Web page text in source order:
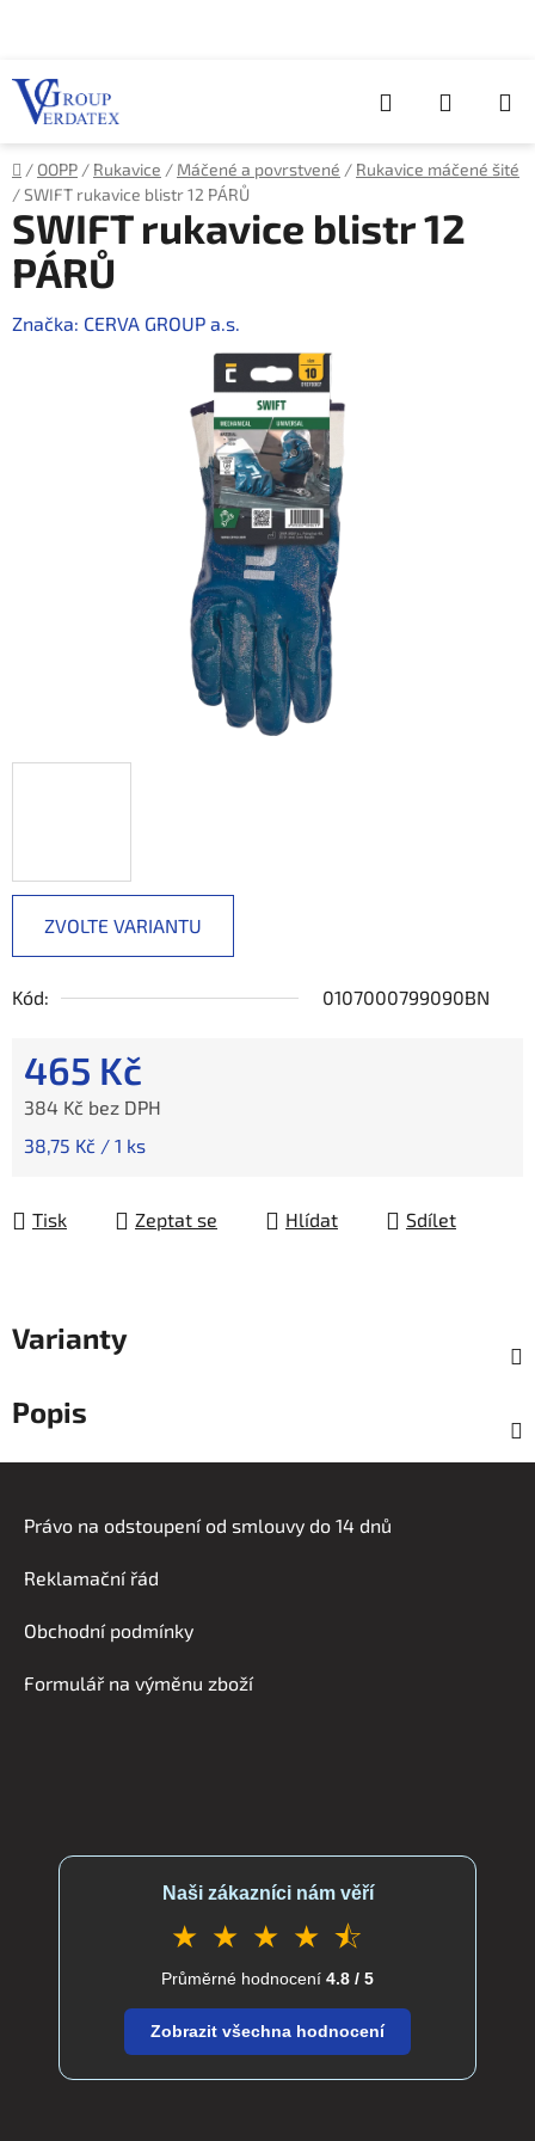
Hledat
KOŠÍK
Domů
/ OOPP / Rukavice / Máčené a povrstvené / Rukavice máčené šité
/SWIFT rukavice blistr 12 PÁRŮ
ZVOLTE VARIANTU
Kód: 0107000799090BN
465 Kč
384 Kč bez DPH
Měrná cena:
38,75 Kč / 1 ks
Tisk Zeptat se Hlídat Sdílet
SWIFT rukavice blistr 12
PÁRŮ
Značka: CERVA GROUP a.s.
Varianty
Popis
Právo na odstoupení od smlouvy do 14 dnů
Reklamační řád
Obchodní podmínky
Formulář na výměnu zboží
Naši zákazníci nám věří
★ ★ ★ ★ ⯪
Průměrné hodnocení 4.8 / 5
Zobrazit všechna hodnocení